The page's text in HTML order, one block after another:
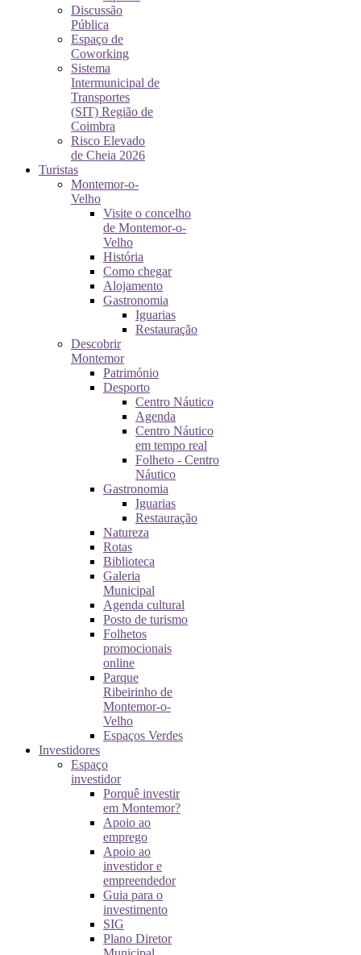
Discussão
Pública
Espaço de
Coworking
Sistema
Intermunicipal de
Transportes
(SIT) Região de
Coimbra
Risco Elevado
de Cheia 2026
Turistas
Montemor-o-
Velho
Visite o concelho
de Montemor-o-
Velho
História
Como chegar
Alojamento
Gastronomia
Iguarias
Restauração
Descobrir
Montemor
Património
Desporto
Centro Náutico
Agenda
Centro Náutico
em tempo real
Folheto - Centro
Náutico
Gastronomia
Iguarias
Restauração
Natureza
Rotas
Biblioteca
Galeria
Municipal
Agenda cultural
Posto de turismo
Folhetos
promocionais
online
Parque
Ribeirinho de
Montemor-o-
Velho
Espaços Verdes
Investidores
Espaço
investidor
Porquê investir
em Montemor?
Apoio ao
emprego
Apoio ao
investidor e
empreendedor
Guia para o
investimento
SIG
Plano Diretor